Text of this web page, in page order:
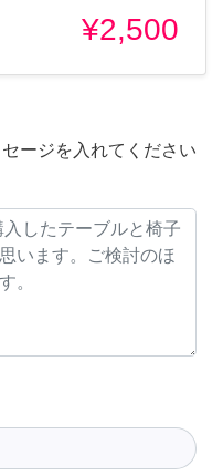
¥2,500
ージを入れてください